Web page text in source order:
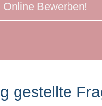
Online Bewerben!
gestellte